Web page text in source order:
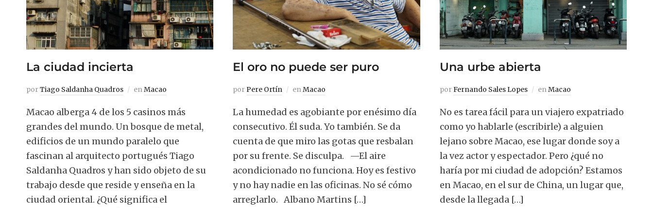
La ciudad incierta
porTiago Saldanha Quadros enMacao
Macao alberga 4 de los 5 casinos más
grandes del mundo. Un bosque de metal,
edificios de un mundo paralelo que
fascinan al arquitecto portugués Tiago
Saldanha Quadros y han sido objeto de su
trabajo desde que reside y enseña en la
ciudad oriental. ¿Qué significa el
El oro no puede ser puro
porPere Ortín enMacao
La humedad es agobiante por enésimo día
consecutivo. Él suda. Yo también. Se da
cuenta de que miro las gotas que resbalan
por su frente. Se disculpa. —El aire
acondicionado no funciona. Hoy es festivo
y no hay nadie en las oficinas. No sé cómo
arreglarlo. Albano Martins […]
Una urbe abierta
porFernando Sales Lopes enMacao
No es tarea fácil para un viajero expatriado
como yo hablarle (escribirle) a alguien
lejano sobre Macao, ese lugar donde soy a
la vez actor y espectador. Pero ¿qué no
haría por mi ciudad de adopción? Estamos
en Macao, en el sur de China, un lugar que,
desde la llegada […]